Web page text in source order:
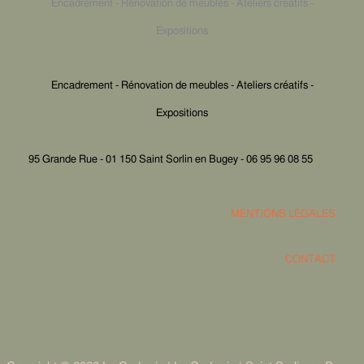
Encadrement - Rénovation de meubles - Ateliers créatifs -
Expositions
Encadrement - Rénovation de meubles - Ateliers créatifs -
Expositions
95 Grande Rue - 01 150 Saint Sorlin en Bugey - 06 95 96 08 55
MENTIONS LÉGALES
CONTACT